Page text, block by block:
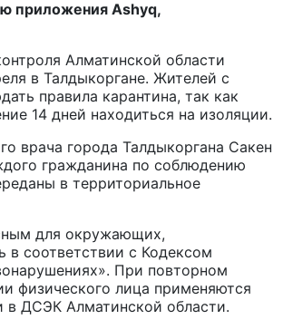
приложения Ashyq,
Алматинской области
в Талдыкоргане. Жителей с
правила карантина, так как
14 дней находиться на изоляции.
врача города Талдыкоргана Сакен
гражданина по соблюдению
в территориальное
для окружающих,
в соответствии с Кодексом
При повторном
физического лица применяются
в ДСЭК Алматинской области.